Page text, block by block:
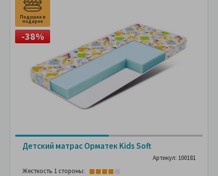
Подушка в
подарок
-38%
Детский матрас Орматек Kids Soft
Артикул: 100181
Жесткость 1 стороны: